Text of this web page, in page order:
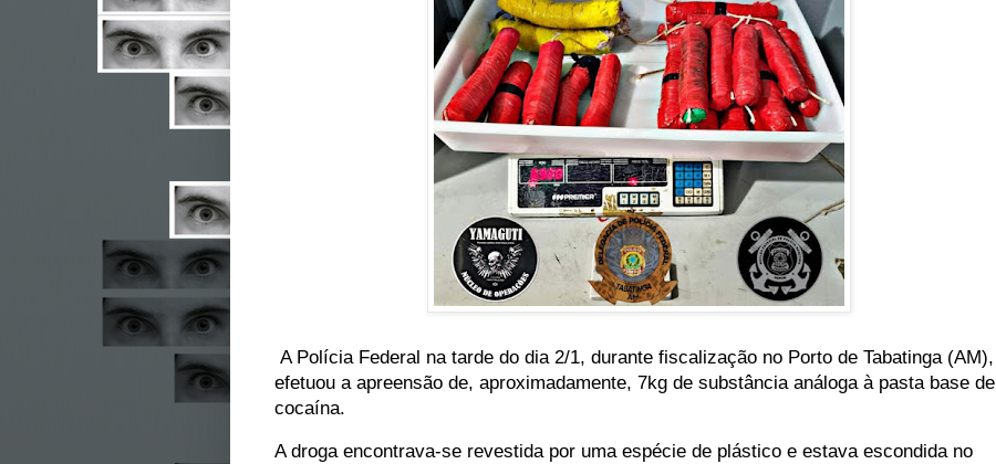
A Polícia Federal na tarde do dia 2/1, durante fiscalização no Porto de Tabatinga (AM),
efetuou a apreensão de, aproximadamente, 7kg de substância análoga à pasta base de
cocaína.
A droga encontrava-se revestida por uma espécie de plástico e estava escondida no